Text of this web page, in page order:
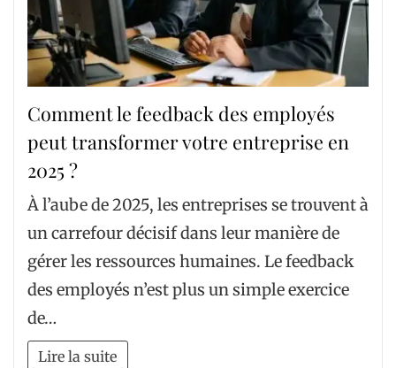
Comment le feedback des employés
peut transformer votre entreprise en
2025 ?
À l’aube de 2025, les entreprises se trouvent à
un carrefour décisif dans leur manière de
gérer les ressources humaines. Le feedback
des employés n’est plus un simple exercice
de…
Lire la suite